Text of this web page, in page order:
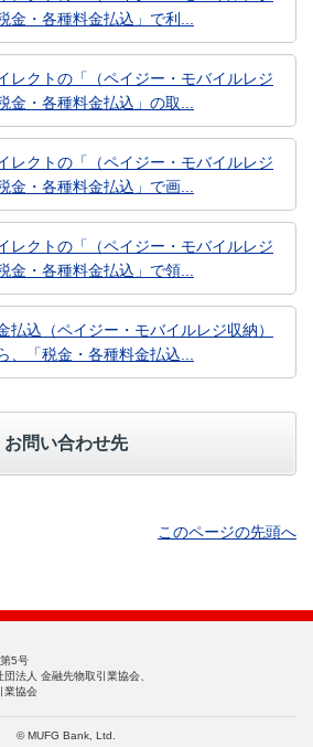
金・各種料金払込」で利...
レクトの「（ペイジー・モバイルレジ
金・各種料金払込」の取...
レクトの「（ペイジー・モバイルレジ
金・各種料金払込」で画...
レクトの「（ペイジー・モバイルレジ
金・各種料金払込」で領...
払込（ペイジー・モバイルレジ収納）
、「税金・各種料金払込...
お問い合わせ先
このページの先頭へ
5号
法人 金融先物取引業協会、
業協会
© MUFG Bank, Ltd.